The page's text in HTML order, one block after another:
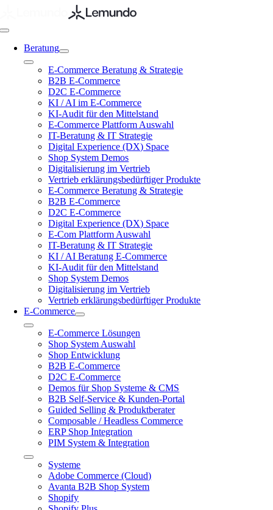
springen
Toggle
NavigationBeratung
Toggle
Navigation
E-Commerce Beratung & Strategie
B2B E-Commerce
D2C E-Commerce
KI / AI im E-Commerce
KI-Audit für den Mittelstand
E-Commerce Plattform Auswahl
IT-Beratung & IT Strategie
Digital Experience (DX) Space
Shop System Demos
Digitalisierung im Vertrieb
Vertrieb erklärungsbedürftiger Produkte
E-Commerce Beratung & Strategie
B2B E-Commerce
D2C E-Commerce
Digital Experience (DX) Space
E-Com Plattform Auswahl
IT-Beratung & IT Strategie
KI / AI Beratung E-Commerce
KI-Audit für den Mittelstand
Shop System Demos
Digitalisierung im Vertrieb
Vertrieb erklärungsbedürftiger Produkte
E-Commerce
Toggle
Navigation
E-Commerce Lösungen
Shop System Auswahl
Shop Entwicklung
B2B E-Commerce
D2C E-Commerce
Demos für Shop Systeme & CMS
B2B Self-Service & Kunden-Portal
Guided Selling & Produktberater
Composable / Headless Commerce
ERP Shop Integration
PIM System & Integration
Toggle
Navigation
Systeme
Adobe Commerce (Cloud)
Avanta B2B Shop System
Shopify